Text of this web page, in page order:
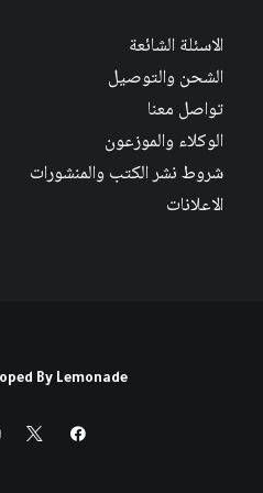
الاسئلة الشائعة
الشحن والتوصيل
تواصل معنا
الوكلاء والموزعون
شروط نشر الكتب والمنشورات
الاعلانات
By Lemonade